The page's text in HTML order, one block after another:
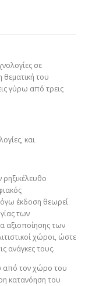
σε
θεματική του
γύρω από τρεις
και
ρηξικέλευθο
έκδοση θεωρεί
των
αξιοποίησης των
χώροι, ώστε
ανάγκες τους.
από τον χώρο του
κατανόηση του